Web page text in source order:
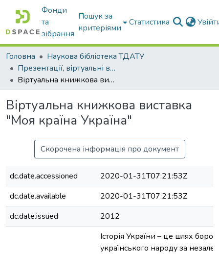
Фонди
та
зібрання
Пошук за
критеріями
Статистика
Головна
Наукова бібліотека ТДАТУ
Презентації, віртуальні виставки наукової бібліотеки
Віртуальна книжкова виставка "Моя країна Україна"
Віртуальна книжкова виставка
"Моя країна Україна"
Скорочена інформація про документ
dc.date.accessioned
2020-01-31T07:21:53Z
dc.date.available
2020-01-31T07:21:53Z
dc.date.issued
2012
Історія України – це шлях
українського народу за